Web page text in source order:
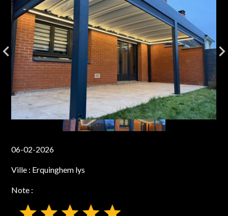
06-02-2026
Ville : Erquinghem lys
Note :